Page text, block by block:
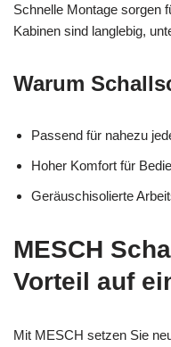
Schnelle Montage sorgen
Kabinen sind langlebig,
Warum
Passend für nahezu
Hoher Komfort für
Geräuschisolierte
MESCH
Vorteil auf
Mit MESCH setzen Sie